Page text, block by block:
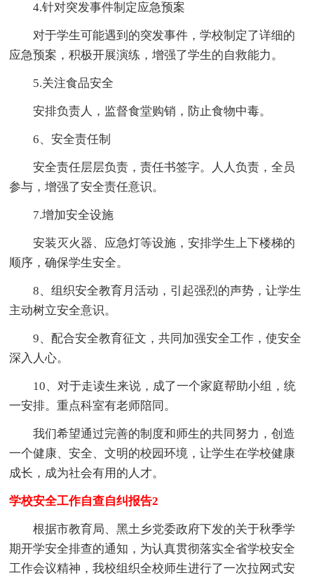
4.针对突发事件制定应急预案
对于学生可能遇到的突发事件，学校制定了详细的
应急预案，积极开展演练，增强了学生的自救能力。
5.关注食品安全
安排负责人，监督食堂购销，防止食物中毒。
6、安全责任制
安全责任层层负责，责任书签字。人人负责，全员
参与，增强了安全责任意识。
7.增加安全设施
安装灭火器、应急灯等设施，安排学生上下楼梯的
顺序，确保学生安全。
8、组织安全教育月活动，引起强烈的声势，让学生
主动树立安全意识。
9、配合安全教育征文，共同加强安全工作，使安全
深入人心。
10、对于走读生来说，成了一个家庭帮助小组，统
一安排。重点科室有老师陪同。
我们希望通过完善的制度和师生的共同努力，创造
一个健康、安全、文明的校园环境，让学生在学校健康
成长，成为社会有用的人才。
学校安全工作自查自纠报告2
根据市教育局、黑土乡党委政府下发的关于秋季学
期开学安全排查的通知，为认真贯彻落实全省学校安全
工作会议精神，我校组织全校师生进行了一次拉网式安